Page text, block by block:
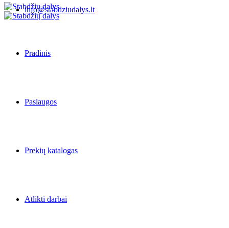
info@stabdziudalys.lt
Pradinis
Paslaugos
Prekių katalogas
Atlikti darbai